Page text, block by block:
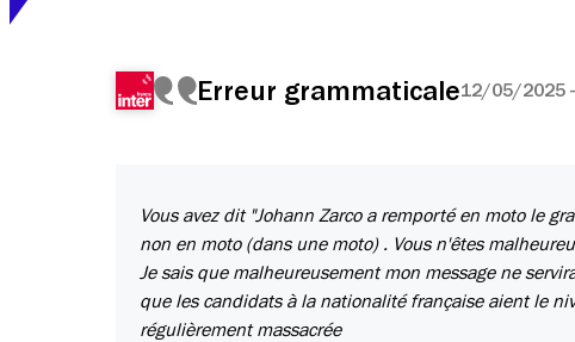
Erreur grammaticale12/05/2025
Vous avez dit "Johann Zarco a remporté en moto le
non en moto (dans une moto) . Vous n'êtes
Je sais que malheureusement mon message ne
que les candidats à la nationalité française aient le
régulièrement massacrée